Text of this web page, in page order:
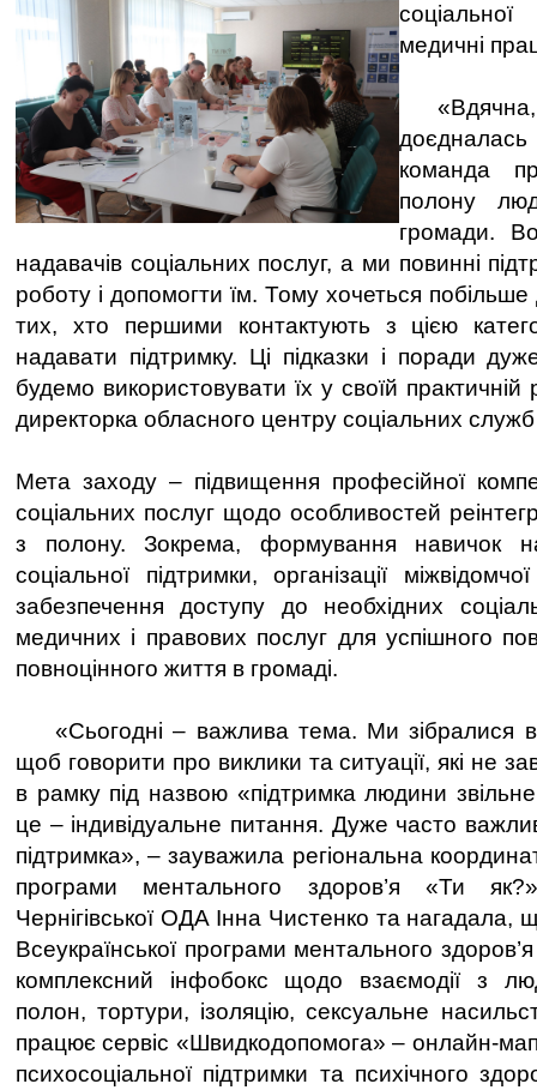
медичні
«Вдячна,
команда
полону
громади.
надавачів соціальних послуг, а ми повинні
роботу і допомогти їм. Тому хочеться побільше
тих, хто першими контактують з цією
надавати підтримку. Ці підказки і поради
будемо використовувати їх у своїй практичній
директорка обласного центру соціальних
Мета заходу – підвищення професійної
соціальних послуг щодо особливостей
з полону. Зокрема, формування навичок
соціальної підтримки, організації
забезпечення доступу до необхідних
медичних і правових послуг для успішного
повноцінного життя в громаді.
«Сьогодні – важлива тема. Ми зібралися в
щоб говорити про виклики та ситуації, які не
в рамку під назвою «підтримка людини
це – індивідуальне питання. Дуже часто
підтримка», – зауважила регіональна
програми ментального здоров’я «Ти
Чернігівської ОДА Інна Чистенко та нагадала,
Всеукраїнської програми ментального
комплексний інфобокс щодо взаємодії з
полон, тортури, ізоляцію, сексуальне
працює сервіс «Швидкодопомога» – онлайн-
психосоціальної підтримки та психічного